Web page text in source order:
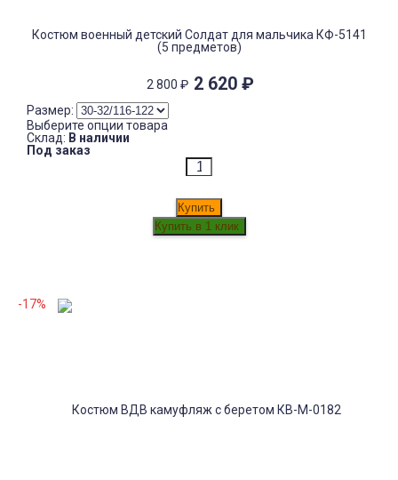
Костюм военный детский Солдат для мальчика КФ-5141
(5 предметов)
2 800 ₽ 2 620 ₽
Размер:
Выберите опции товара
Склад: В наличии
Под заказ
Купить
-17%